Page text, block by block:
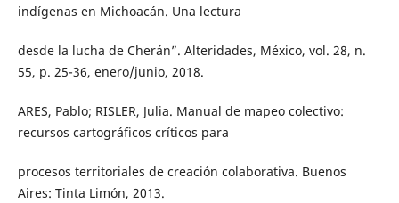
indígenas en Michoacán. Una lectura
desde la lucha de Cherán”. Alteridades, México, vol. 28, n.
55, p. 25-36, enero/junio, 2018.
ARES, Pablo; RISLER, Julia. Manual de mapeo colectivo:
recursos cartográficos críticos para
procesos territoriales de creación colaborativa. Buenos
Aires: Tinta Limón, 2013.